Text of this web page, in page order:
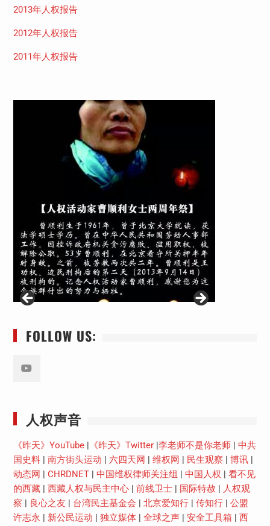
2013年人权报告
2012年人权报告
2011年人权报告
FOLLOW US:
人权声音
《昨天》YouTube| 《昨天》Twitter| 李老师不是你老师| 中共
国史料| 南方街头运动 六四天网 维权网 民生观察 博讯|
动态网
CHRDNET| 中国维权律师关注组 中国人权
看不见
的西藏| 西藏人权与民主中心| 前线卫士| 国际特赦
人权观
察
良心之友 台湾民主基金会 北京爱知行| 传知行| 公盟
许志永
新公民运动 独立媒体| 全球之声| 安全工具箱
西